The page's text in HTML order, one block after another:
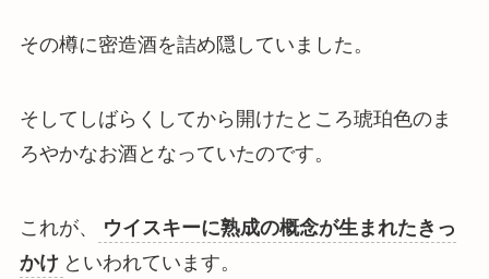
その樽に密造酒を詰め隠していました。
そしてしばらくしてから開けたところ琥珀色のま
ろやかなお酒となっていたのです。
これが、
ウイスキーに熟成の概念が生まれたきっ
かけ といわれています。